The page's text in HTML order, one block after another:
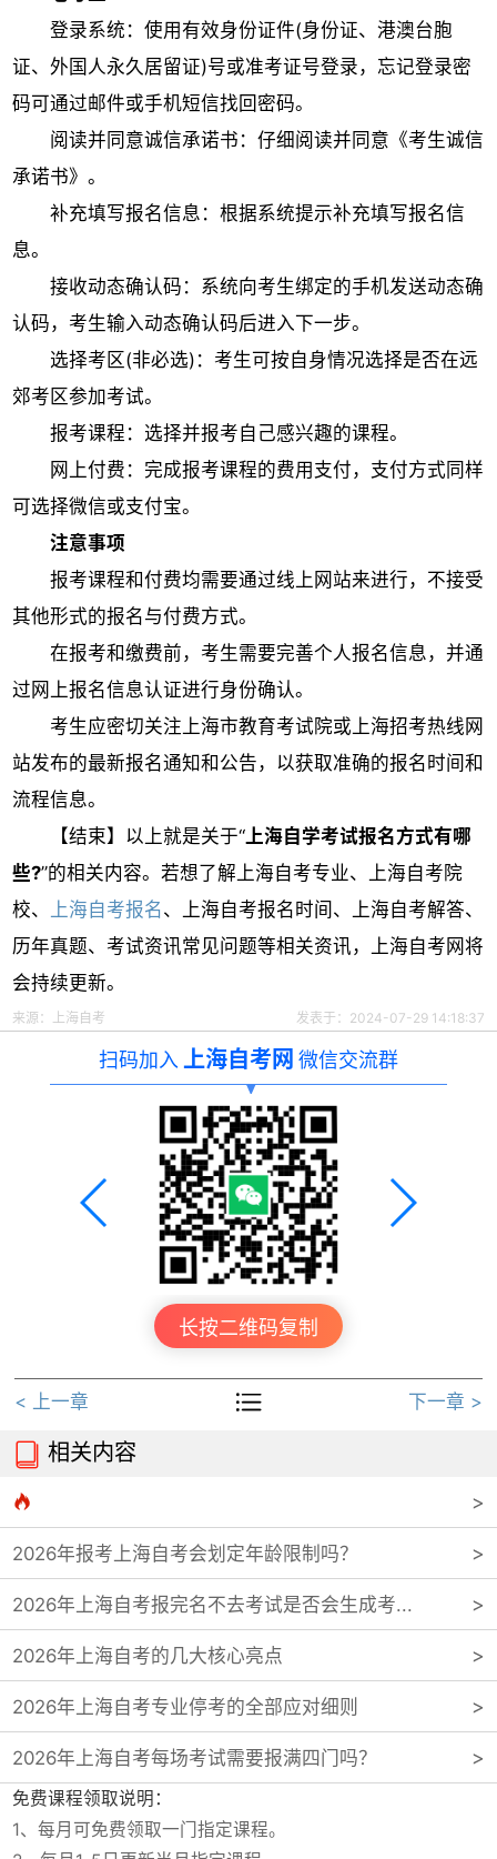
登录系统：使用有效身份证件(身份证、港澳台胞
证、外国人永久居留证)号或准考证号登录，忘记登录密
码可通过邮件或手机短信找回密码。
阅读并同意诚信承诺书：仔细阅读并同意《考生诚信
承诺书》。
补充填写报名信息：根据系统提示补充填写报名信
息。
接收动态确认码：系统向考生绑定的手机发送动态确
认码，考生输入动态确认码后进入下一步。
选择考区(非必选)：考生可按自身情况选择是否在远
郊考区参加考试。
报考课程：选择并报考自己感兴趣的课程。
网上付费：完成报考课程的费用支付，支付方式同样
可选择微信或支付宝。
注意事项
报考课程和付费均需要通过线上网站来进行，不接受
其他形式的报名与付费方式。
在报考和缴费前，考生需要完善个人报名信息，并通
过网上报名信息认证进行身份确认。
考生应密切关注上海市教育考试院或上海招考热线网
站发布的最新报名通知和公告，以获取准确的报名时间和
流程信息。
【结束】以上就是关于“上海自学考试报名方式有哪
些?”的相关内容。若想了解上海自考专业、上海自考院
校、 上海自考报名、上海自考报名时间、上海自考解答、
历年真题、考试资讯常见问题等相关资讯，上海自考网将
会持续更新。
来源： 上海自考 发表于：2024-07-29 14:18:37
扫码加入 上海自考网 微信交流群
长按二维码复制
< 上一章  下一章 >
 相关内容

2026年报考上海自考会划定年龄限制吗？
2026年上海自考报完名不去考试是否会生成考...
2026年上海自考的几大核心亮点
2026年上海自考专业停考的全部应对细则
2026年上海自考每场考试需要报满四门吗？
免费课程领取说明：
1、每月可免费领取一门指定课程。